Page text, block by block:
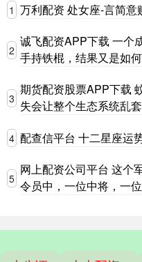
1 万利配资 处女座-言简意
2
诚飞配资APP下载 一个
手持铁棍，结果又是如
3
期货配资股票APP下载
失会让整个生态系统乱
4 配查信平台 十二星座运
5
网上配资公司平台 这个
令员中，一位中将，一